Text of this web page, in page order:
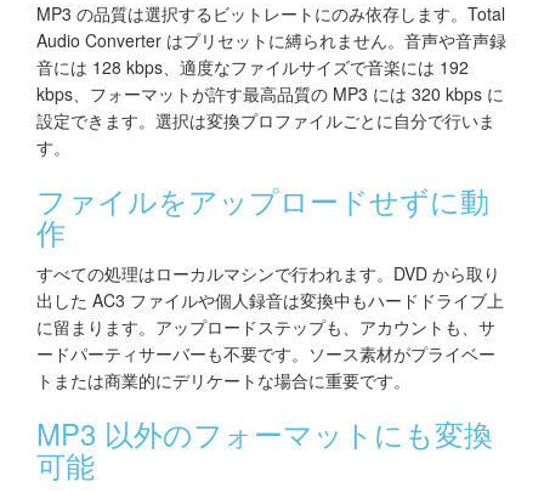
MP3 の品質は選択するビットレートにのみ依存します。Total
Audio Converter はプリセットに縛られません。音声や音声録
音には 128 kbps、適度なファイルサイズで音楽には 192
kbps、フォーマットが許す最高品質の MP3 には 320 kbps に
設定できます。選択は変換プロファイルごとに自分で行いま
す。
ファイルをアップロードせずに動
作
すべての処理はローカルマシンで行われます。DVD から取り
出した AC3 ファイルや個人録音は変換中もハードドライブ上
に留まります。アップロードステップも、アカウントも、サ
ードパーティサーバーも不要です。ソース素材がプライベー
トまたは商業的にデリケートな場合に重要です。
MP3 以外のフォーマットにも変換
可能